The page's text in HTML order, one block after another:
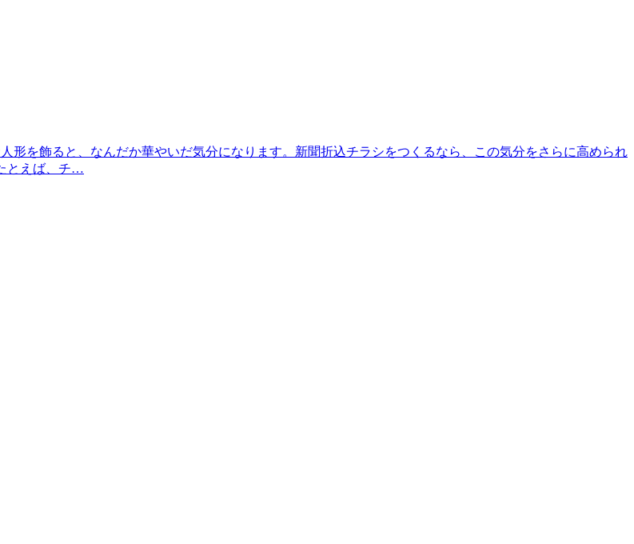
形を飾ると、なんだか華やいだ気分になります。新聞折込チラシをつくるなら、この気分をさらに高められ
とえば、チ…